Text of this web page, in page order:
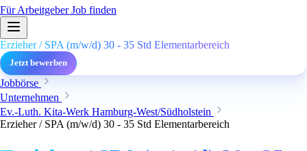
Für ArbeitgeberJob finden
Erzieher / SPA (m/w/d) 30 - 35 Std Elementarbereich
Jetzt bewerben
Jobbörse
Unternehmen
Ev.-Luth. Kita-Werk Hamburg-West/Südholstein
Erzieher / SPA (m/w/d) 30 - 35 Std Elementarbereich